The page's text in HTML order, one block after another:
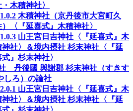
・木積神社〉
木積神社（京丹後市大宮町久
）〈『延喜式』木積神社〉
山王宮日吉神社〈『延喜式』木
神社〉＆境内摂社 杉末神社〈『延
式』杉末神社〉
丹後國 與謝郡 杉末神社（すきす
しろ）の論社
山王宮日吉神社〈『延喜式』木
神社〉＆境内摂社 杉末神社〈『延